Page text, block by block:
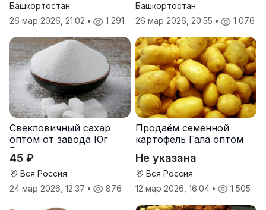
Башкортостан
26 мар 2026, 21:02 • 1 291
Башкортостан
26 мар 2026, 20:55 • 1 076
Свекловичный сахар
оптом от завода Юг
Руси
45 ₽
Вся Россия
24 мар 2026, 12:37 • 876
Продаём семенной
картофель Гала оптом
Не указана
Вся Россия
12 мар 2026, 16:04 • 1 505